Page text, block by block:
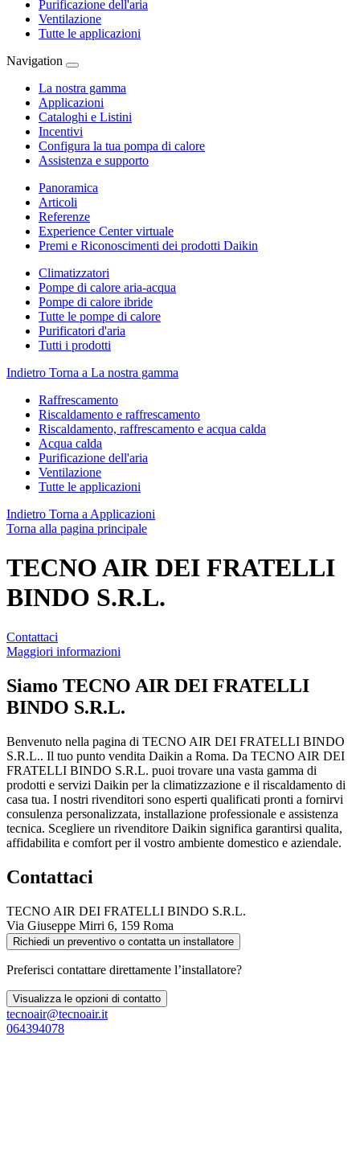
Purificazione dell'aria
Ventilazione
Tutte le applicazioni
Navigation
La nostra gamma
Applicazioni
Cataloghi e Listini
Incentivi
Configura la tua pompa di calore
Assistenza e supporto
Panoramica
Articoli
Referenze
Experience Center virtuale
Premi e Riconoscimenti dei prodotti Daikin
Climatizzatori
Pompe di calore aria-acqua
Pompe di calore ibride
Tutte le pompe di calore
Purificatori d'aria
Tutti i prodotti
Indietro Torna a La nostra gamma
Raffrescamento
Riscaldamento e raffrescamento
Riscaldamento, raffrescamento e acqua calda
Acqua calda
Purificazione dell'aria
Ventilazione
Tutte le applicazioni
Indietro Torna a Applicazioni
Torna alla pagina principale
TECNO AIR DEI FRATELLI
BINDO S.R.L.
Contattaci
Maggiori informazioni
Siamo TECNO AIR DEI FRATELLI
BINDO S.R.L.
Benvenuto nella pagina di TECNO AIR DEI FRATELLI BINDO
S.R.L.. Il tuo punto vendita Daikin a Roma. Da TECNO AIR DEI
FRATELLI BINDO S.R.L. puoi trovare una vasta gamma di
prodotti e servizi Daikin per la climatizzazione e il riscaldamento di
casa tua. I nostri rivenditori sono esperti qualificati pronti a fornirvi
consulenza personalizzata, installazione professionale e assistenza
tecnica. Scegliere un rivenditore Daikin significa garantirsi qualita,
affidabilita e comfort per il vostro ambiente domestico e aziendale.
Contattaci
TECNO AIR DEI FRATELLI BINDO S.R.L.
Via Giuseppe Mirri 6, 159 Roma
Richiedi un preventivo o contatta un installatore
Preferisci contattare direttamente l’installatore?
Visualizza le opzioni di contatto
tecnoair@tecnoair.it
064394078